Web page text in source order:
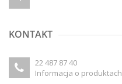
KONTAKT
22 487 87 40
Informacja o produktach